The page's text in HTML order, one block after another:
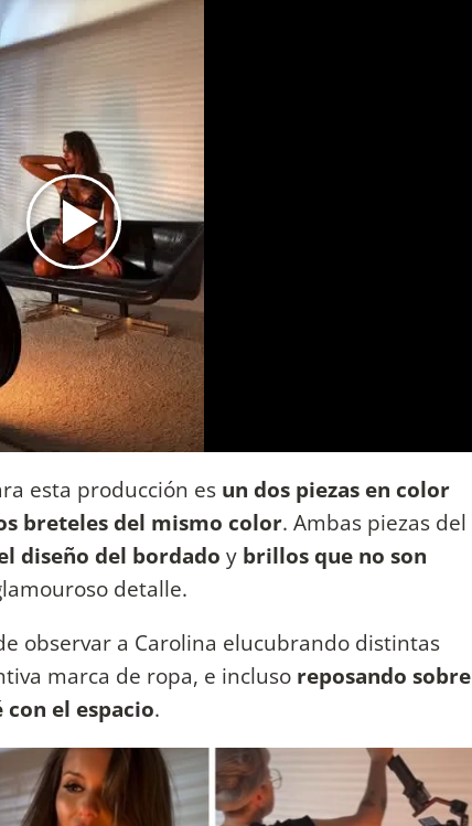
esta producción es un dos piezas en color
breteles del mismo color. Ambas piezas del
diseño del bordado y brillos que no son
detalle.
observar a Carolina elucubrando distintas
marca de ropa, e incluso reposando sobre
el espacio.